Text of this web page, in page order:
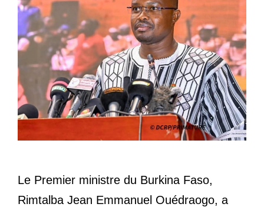
Le Premier ministre du Burkina Faso,
Rimtalba Jean Emmanuel Ouédraogo, a